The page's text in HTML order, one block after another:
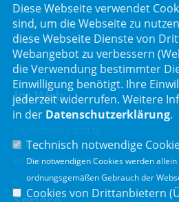
Parkstraße 19
82008 Unterhaching
Telefon :089/66557816
Telefax : 089/66557818
Im Web
CSU Fraktion
Anmeldung Rundmail
Diese Webseite verwendet
sind, um die Webseite zu
diese Webseite Dienste von
Webangebot zu verbessern
die Verwendung bestimmter
Einwilligung benötigt. Ihre
jederzeit widerrufen. Weitere
in der Datenschutzerklärung.
Technisch notwendige
Die notwendigen Cookies werden
ordnungsgemäßen Gebrauch der
Cookies von Drittanbietern (